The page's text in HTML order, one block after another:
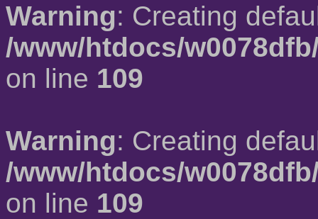
Warning: Creating
/www/htdocs/
on line 109
Warning: Creating
/www/htdocs/
on line 109